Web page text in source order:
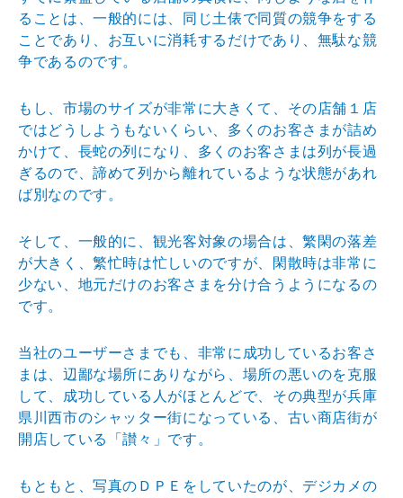
るこ とは、一般的には、同じ土俵で同質の競争をする
ことであ り、お互いに消耗するだけであり、無駄な競
争であるのです。
もし、市場のサイズが非常に大きくて、その店舗１店
ではどうしようもないくらい、多くのお客さまが詰め
かけて、 長蛇の列になり、多くのお客さまは列が長過
ぎるので、諦めて列から離れているような状態があれ
ば別なのです。
そして、一般的に、観光客対象の場合は、繁閑の落差
が大きく、繁忙時は忙しいのですが、閑散時は非常に
少ない、 地元だけのお客さまを分け合うようになるの
です。
当社のユーザーさまでも、非常に成功しているお客さ
まは 、辺鄙な場所にありながら、場所の悪いのを克服
して、成功している人がほとんどで、その典型が兵庫
県川西市のシ ャッター街になっている、古い商店街が
開店している「讃 々」です。
もともと、写真のＤＰＥをしていたのが、デジカメの